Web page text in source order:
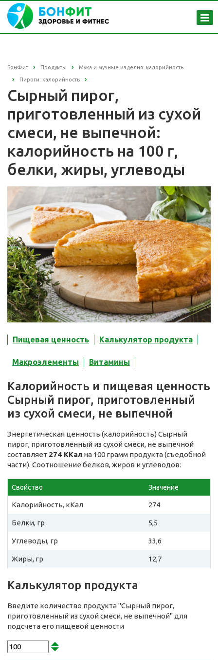
БонФит Продукты Мука и мучные изделия: калорийность
Пироги: калорийность
Сырный пирог,
приготовленный из сухой
смеси, не выпечной:
калорийность на 100 г,
белки, жиры, углеводы
Пищевая ценность Калькулятор продукта
Макроэлементы Витамины
Калорийность и пищевая ценность
Сырный пирог, приготовленный
из сухой смеси, не выпечной
Энергетическая ценность (калорийность) Сырный
пирог, приготовленный из сухой смеси, не выпечной
составляет 274 ККал на 100 грамм продукта (съедобной
части). Соотношение белков, жиров и углеводов:
Свойство Значение
Калорийность, кКал 274
Белки, гр 5,5
Углеводы, гр 33,6
Жиры, гр 12,7
Калькулятор продукта
Введите количество продукта "Сырный пирог,
приготовленный из сухой смеси, не выпечной" для
подсчета его пищевой ценности